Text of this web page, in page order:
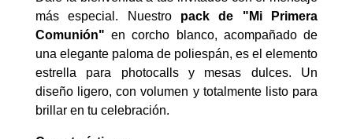
más especial. Nuestro pack de "Mi Primera
Comunión" en corcho blanco, acompañado de
una elegante paloma de poliespán, es el elemento
estrella para photocalls y mesas dulces. Un
diseño ligero, con volumen y totalmente listo para
brillar en tu celebración.